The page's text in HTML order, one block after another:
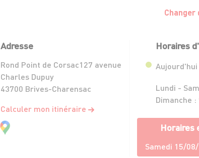
Changer
Adresse
Rond Point de Corsac127 avenue
Charles Dupuy
43700 Brives-Charensac
Calculer mon itinéraire
Horaires
Aujourd'hui
Lundi -
Dimanche :
Horaires
Samedi 15/